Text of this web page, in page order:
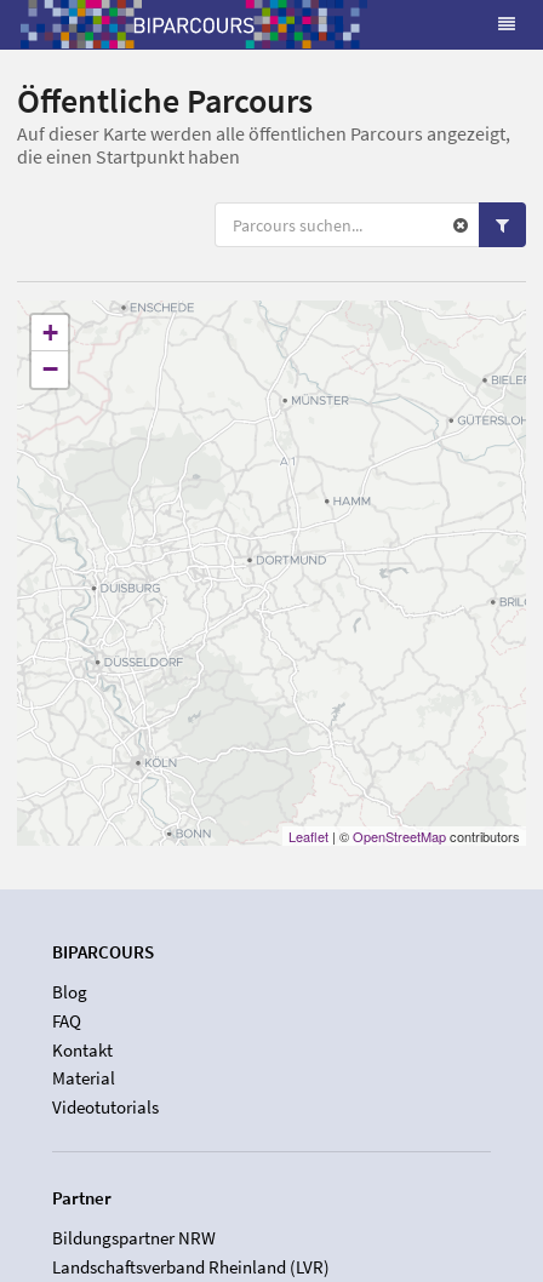
Öffentliche Parcours
Auf dieser Karte werden alle öffentlichen Parcours angezeigt,
die einen Startpunkt haben
+
−
Leaflet | ©OpenStreetMapcontributors
BIPARCOURS
Blog
FAQ
Kontakt
Material
Videotutorials
Partner
Bildungspartner NRW
Landschaftsverband Rheinland (LVR)